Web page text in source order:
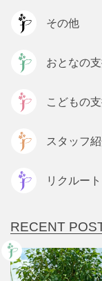
その他
おとなの
こどもの
スタッフ
リクルート
RECENT